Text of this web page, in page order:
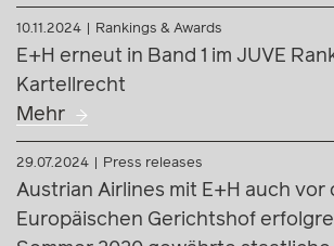
12.12.2024 Rankings & Awards
Band 1 in Chambers Europe – Ein
für unser Competition-Team!
Mehr
10.11.2024 Rankings & Awards
E+H erneut in Band 1 im JUVE
Kartellrecht